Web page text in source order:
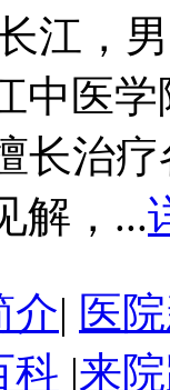
江，
中医
长治
解，...
介| 医
科 |来